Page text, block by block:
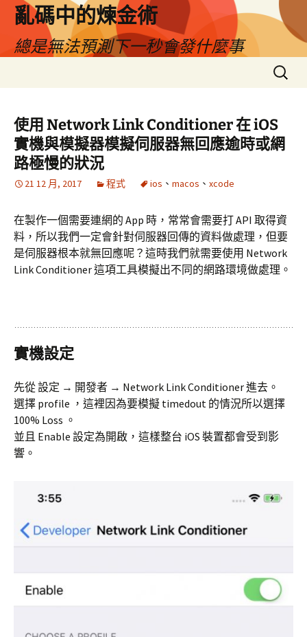
亂碼中的煉金術
總是無法預測下一秒會發什麼事
搜
尋
字:
使用 Network Link Conditioner 在 iOS
實機與模擬器模擬伺服器無回應逾時或網
路極慢的狀況
21 12 月, 2017 程式 ios 、 macos 、 xcode
在製作一個需要連網的 App 時，常常會需要打 API 取得資
料，所以我們一定會針對伺服器回傳的資料做處理，但要
是伺服器根本就無回應呢？這時我們就需要使用 Network
Link Conditioner 這項工具模擬出不同的網路環境做處理。
實機設定
先從 設定 → 開發者 → Network Link Conditioner 進去。
選擇 profile ，這裡因為要模擬 timedout 的情況所以選擇
100% Loss 。
並且 Enable 設定為開啟，這樣整台 iOS 裝置都會受到影
響。